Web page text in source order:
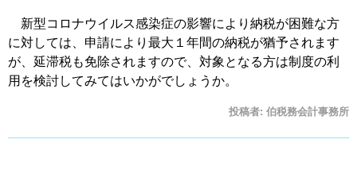
新型コロナウイルス感染症の影響により納税が困難な方
に対しては、申請により最大１年間の納税が猶予されます
が、延滞税も免除されますので、対象となる方は制度の利
用を検討してみてはいかがでしょうか。
投稿者: 伯税務会計事務所